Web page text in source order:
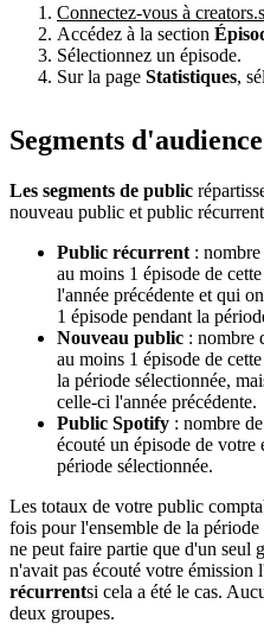
Connectez-vous à
Accédez à la section
Sélectionnez un épisode.
Sur la page Statistiques,
Segments d'audience
Les segments de public
nouveau public et public
Public récurrent :
au moins 1 épisode de
l'année précédente et qui
1 épisode pendant la
Nouveau public : nombre
au moins 1 épisode de
la période sélectionnée,
celle-ci l'année précédente.
Public Spotify : nombre
écouté un épisode de
période sélectionnée.
Les totaux de votre public
fois pour l'ensemble de la
ne peut faire partie que d'un seul
n'avait pas écouté votre émission
récurrentsi cela a été le cas.
deux groupes.